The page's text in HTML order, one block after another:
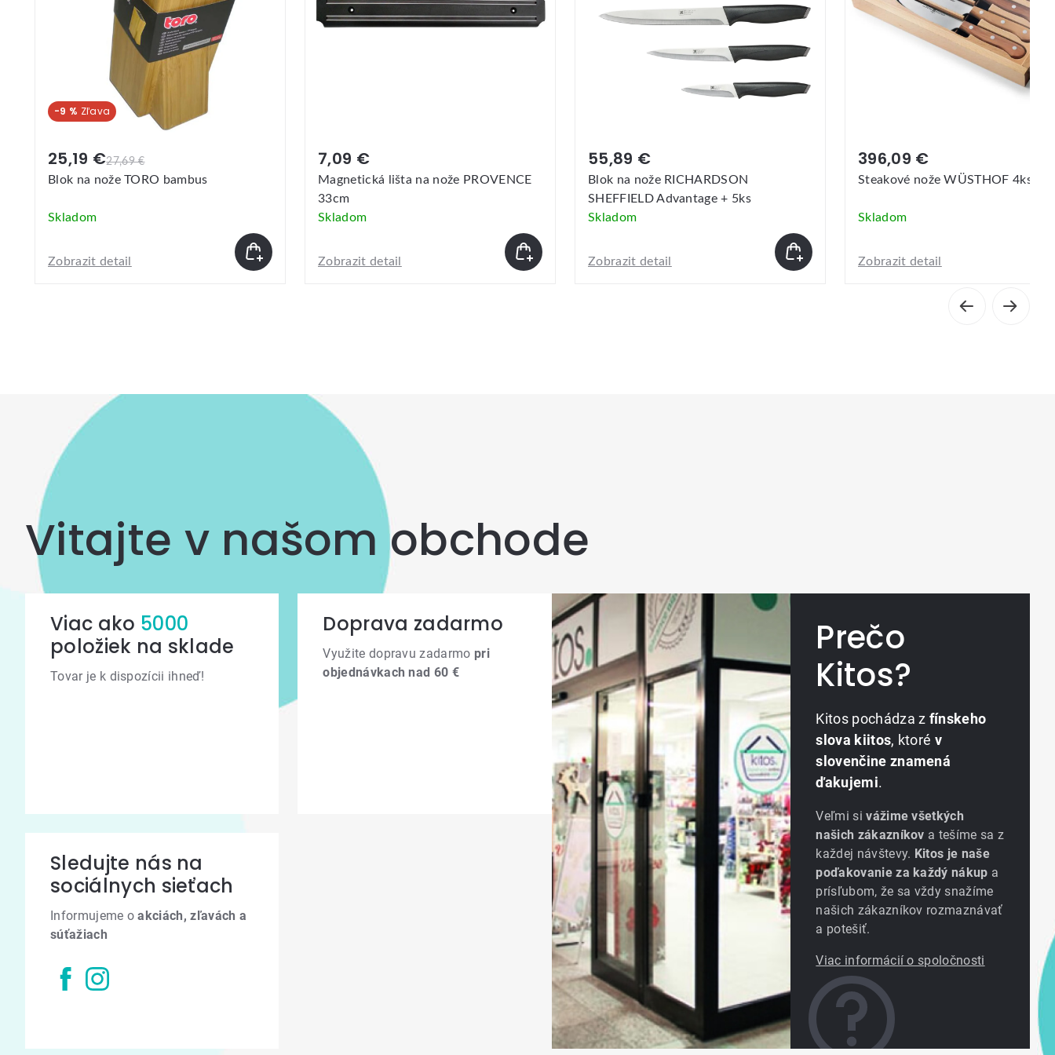
7,09 €
Magnetická lišta na nože PROVENCE
Skladom
Zobrazit detail
55,89 €
Blok na nože RICHARDSON
SHEFFIELD Advantage + 5ks
Skladom
Zobrazit detail
396,09 €
Steakové nože WÜSTHOF 4ks
Skladom
Zobrazit detail
7,09 €
Brúska na nože PROVENCE
Skladom
Zobrazit detail
Vitajte v našom obchode
Viac ako 5000
položiek na sklade
Tovar je k dispozícii ihneď!
Doprava zadarmo
Využite dopravu zadarmo pri
objednávkach nad 60 €
Sledujte nás na
sociálnych sieťach
Informujeme oakciách, zľavách a
súťažiach
Prečo
Kitos?
Kitos pochádza z fínskeho
slova kiitos, ktoré v
slovenčine znamená
ďakujemi.
Veľmi sivážime všetkých
našich zákazníkov a tešíme sa z
každej návštevy. Kitos je naše
poďakovanie za každý nákup a
prísľubom, že sa vždy snažíme
našich zákazníkov rozmaznávať
a potešiť.
Viac informácií o spoločnosti